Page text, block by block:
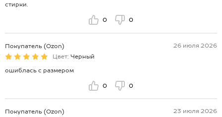
стирки.
0 0
Покупатель (Ozon)
26 июля 2026
Цвет: Черный
ошиблась с размером
0 0
Покупатель (Ozon)
23 июля 2026